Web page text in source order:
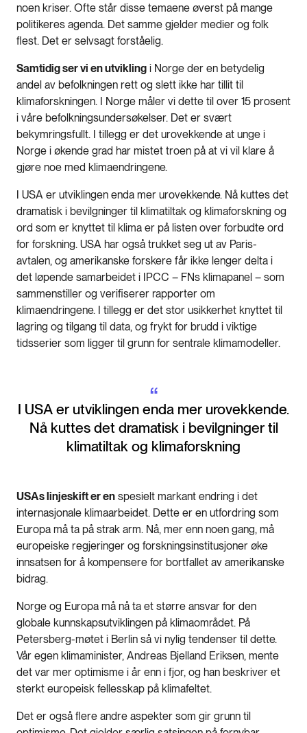
noen kriser. Ofte står disse temaene øverst på mange
politikeres agenda. Det samme gjelder medier og folk
flest. Det er selvsagt forståelig.
Samtidig ser vi en utvikling i Norge der en betydelig
andel av befolkningen rett og slett ikke har tillit til
klimaforskningen. I Norge måler vi dette til over 15 prosent
i våre befolkningsundersøkelser. Det er svært
bekymringsfullt. I tillegg er det urovekkende at unge i
Norge i økende grad har mistet troen på at vi vil klare å
gjøre noe med klimaendringene.
I USA er utviklingen enda mer urovekkende. Nå kuttes det
dramatisk i bevilgninger til klimatiltak og klimaforskning og
ord som er knyttet til klima er på listen over forbudte ord
for forskning. USA har også trukket seg ut av Paris-
avtalen, og amerikanske forskere får ikke lenger delta i
det løpende samarbeidet i IPCC – FNs klimapanel – som
sammenstiller og verifiserer rapporter om
klimaendringene. I tillegg er det stor usikkerhet knyttet til
lagring og tilgang til data, og frykt for brudd i viktige
tidsserier som ligger til grunn for sentrale klimamodeller.
“
I USA er utviklingen enda mer urovekkende.
Nå kuttes det dramatisk i bevilgninger til
klimatiltak og klimaforskning
USAs linjeskift er en spesielt markant endring i det
internasjonale klimaarbeidet. Dette er en utfordring som
Europa må ta på strak arm. Nå, mer enn noen gang, må
europeiske regjeringer og forskningsinstitusjoner øke
innsatsen for å kompensere for bortfallet av amerikanske
bidrag.
Norge og Europa må nå ta et større ansvar for den
globale kunnskapsutviklingen på klimaområdet. På
Petersberg-møtet i Berlin så vi nylig tendenser til dette.
Vår egen klimaminister, Andreas Bjelland Eriksen, mente
det var mer optimisme i år enn i fjor, og han beskriver et
sterkt europeisk fellesskap på klimafeltet.
Det er også flere andre aspekter som gir grunn til